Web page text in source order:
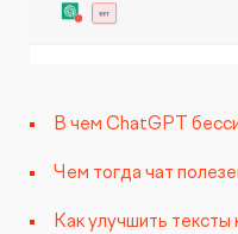
Настройка Битрикс24
В чем ChatGPT
Чем тогда чат
Как улучшить тексты